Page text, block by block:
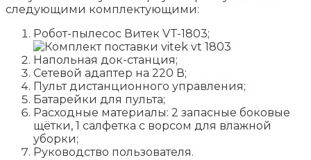
следующими комплектующими:
Робот-пылесос Витек VT-1803;
Напольная док-станция;
Сетевой адаптер на 220 В;
Пульт дистанционного управления;
Батарейки для пульта;
Расходные материалы: 2 запасные боковые
щётки, 1 салфетка с ворсом для влажной
уборки;
Руководство пользователя.